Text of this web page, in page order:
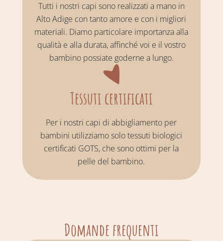
Tutti i nostri capi sono realizzati a mano in
Alto Adige con tanto amore e con i migliori
materiali. Diamo particolare importanza alla
qualità e alla durata, affinché voi e il vostro
bambino possiate goderne a lungo.
Tessuti certificati
Per i nostri capi di abbigliamento per
bambini utilizziamo solo tessuti biologici
certificati GOTS, che sono ottimi per la
pelle del bambino.
Domande frequenti